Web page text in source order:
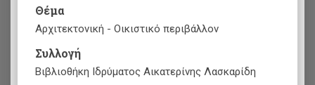
Θέμα
Αρχιτεκτονική - Οικιστικό περιβάλλον
Συλλογή
Βιβλιοθήκη Ιδρύματος Αικατερίνης Λασκαρίδη